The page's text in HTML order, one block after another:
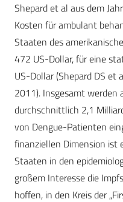
Shepard et al aus dem
Kosten für ambulant
Staaten des
472 US-Dollar, für eine
US-Dollar (Shepard DS et
2011). Insgesamt werden
durchschnittlich 2,1
von Dengue-Patienten
finanziellen Dimension ist
Staaten in den
großem Interesse die
hoffen, in den Kreis der